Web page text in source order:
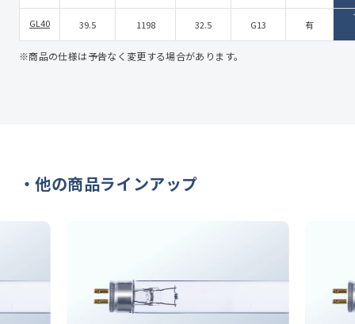
GL40 39.5 1198 32.5 G13 有
※商品の仕様は予告なく変更する場合があります。
他の商品ラインアップ